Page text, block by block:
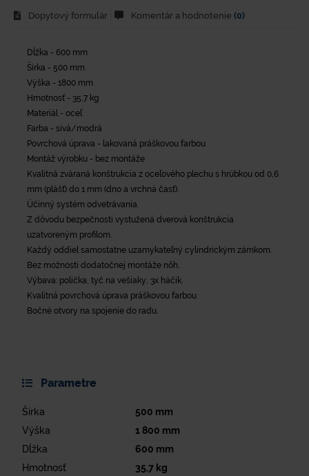
Dopytový formulár Komentár a hodnotenie (0)
Dĺžka - 600 mm
Šírka - 500 mm
Výška - 1800 mm
Hmotnosť - 35,7 kg
Materiál - oceľ
Farba - sivá/modrá
Povrchová úprava - lakovaná práškovou farbou
Montáž výrobku - bez montáže
Kvalitná zváraná konštrukcia z oceľového plechu s hrúbkou od 0,6
mm (plášť) do 1 mm (dno a vrchná časť).
Účinný systém odvetrávania.
Z dôvodu bezpečnosti vystužená dverová konštrukcia
uzatvoreným profilom.
Každý oddiel samostatne uzamykateľný cylindrickým zámkom.
Bez možnosti dodatočnej montáže nôh.
Výbava: polička, tyč na vešiaky, 3x háčik.
Kvalitná povrchová úprava práškovou farbou
Bočné otvory na spojenie do radu.
Parametre
Šírka 500 mm
Výška
1 800 mm
Dĺžka
600 mm
Hmotnosť
35,7kg